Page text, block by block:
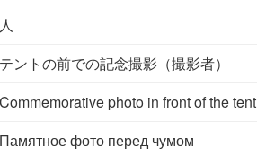
人
テントの前での記念撮影（撮影者）
Commemorative photo in front of the tent
Памятное фото перед чумом